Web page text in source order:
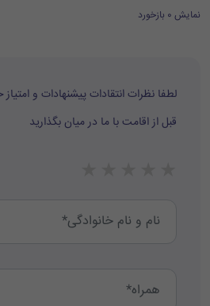
نمایش 0 بازخورد
لطفا نظرات انتقادات پیشنهادات و
قبل از اقامت با ما در میان بگذارید